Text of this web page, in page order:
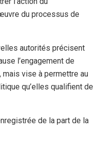
du processus de
autorités précisent
l’engagement de
mais vise à permettre au
qu’elles qualifient de
de la part de la